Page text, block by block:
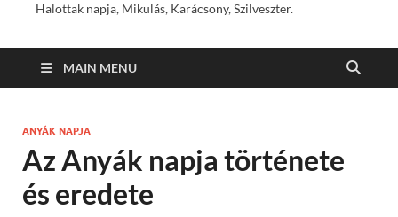
Halottak napja, Mikulás, Karácsony, Szilveszter.
MAIN MENU
ANYÁK NAPJA
Az Anyák napja története
és eredete